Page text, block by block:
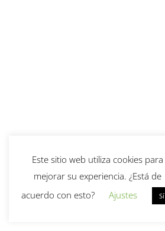
Este sitio web utiliza cookies para
mejorar su experiencia. ¿Está de
acuerdo con esto?
Ajustes Sí